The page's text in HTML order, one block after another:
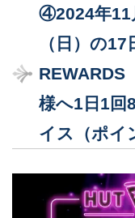
④2024年11
（日）の
REWARDS
様へ1日1回
イス（ポイ